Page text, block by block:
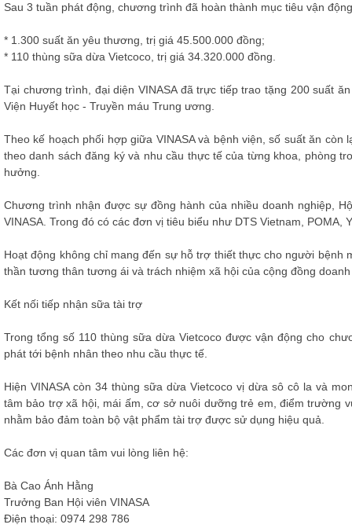
Sau 3 tuần phát động, chương trình đã hoàn thành mục tiêu vận
* 1.300 suất ăn yêu thương, trị giá 45.500.000 đồng;
* 110 thùng sữa dừa Vietcoco, trị giá 34.320.000 đồng.
Tại chương trình, đại diện VINASA đã trực tiếp trao tặng 200 suất
Viện Huyết học - Truyền máu Trung ương.
Theo kế hoạch phối hợp giữa VINASA và bệnh viện, số suất ăn
theo danh sách đăng ký và nhu cầu thực tế của từng khoa, phòng
hưởng.
Chương trình nhận được sự đồng hành của nhiều doanh nghiệp,
VINASA. Trong đó có các đơn vị tiêu biểu như DTS Vietnam, POMA,
Hoạt động không chỉ mang đến sự hỗ trợ thiết thực cho người bệnh
thần tương thân tương ái và trách nhiệm xã hội của cộng đồng
Kết nối tiếp nhận sữa tài trợ
Trong tổng số 110 thùng sữa dừa Vietcoco được vận động cho
phát tới bệnh nhân theo nhu cầu thực tế.
Hiện VINASA còn 34 thùng sữa dừa Vietcoco vị dừa sô cô la và
tâm bảo trợ xã hội, mái ấm, cơ sở nuôi dưỡng trẻ em, điểm trường
nhằm bảo đảm toàn bộ vật phẩm tài trợ được sử dụng hiệu quả.
Các đơn vị quan tâm vui lòng liên hệ:
Bà Cao Ánh Hằng
Trưởng Ban Hội viên VINASA
Điện thoại: 0974 298 786